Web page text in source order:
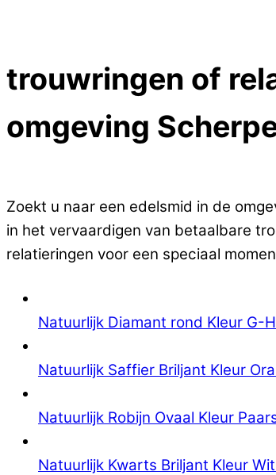
trouwringen of
omgeving
Zoekt u naar een edelsmid in de
in het vervaardigen van betaalbare
relatieringen voor een speciaal
Natuurlijk Diamant rond Kleur G-
Natuurlijk Saffier Briljant Kleur
Natuurlijk Robijn Ovaal Kleur
Natuurlijk Kwarts Briljant Kleur